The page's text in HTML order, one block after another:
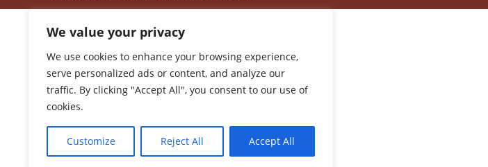
We value your privacy
We use cookies to enhance your browsing experience,
serve personalized ads or content, and analyze our
traffic. By clicking "Accept All", you consent to our use of
cookies.
Customize Reject All Accept All